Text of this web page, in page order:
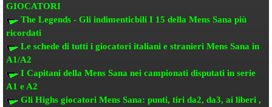
GIOCATORI
The Legends - Gli indimenticbili I 15 della Mens Sana più
ricordati
Le schede di tutti i giocatori italiani e stranieri Mens Sana in
A1/A2
I Capitani della Mens Sana nei campionati disputati in serie
A1 e A2
Gli Highs giocatori Mens Sana: punti, tiri da2, da3, ai liberi ,